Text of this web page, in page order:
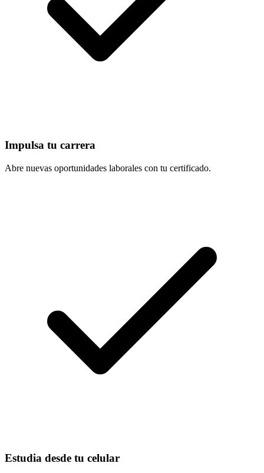
Impulsa tu carrera
Abre nuevas oportunidades laborales con tu certificado.
Estudia desde tu celular